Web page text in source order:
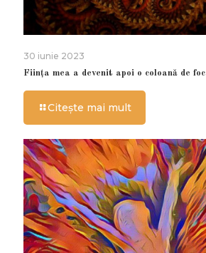
30 iunie 2023
Ființa mea a devenit apoi o coloană de foc
Citește mai mult